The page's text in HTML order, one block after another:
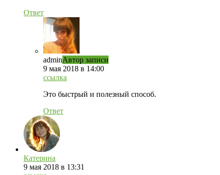
Ответ
adminАвтор записи
9 мая 2018 в 14:00
ссылка
Это быстрый и полезный способ.
Ответ
Катерина
9 мая 2018 в 13:31